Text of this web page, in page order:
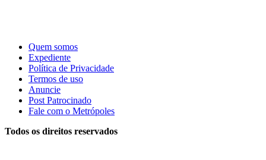
Quem somos
Expediente
Política de Privacidade
Termos de uso
Anuncie
Post Patrocinado
Fale com o Metrópoles
Todos os direitos reservados